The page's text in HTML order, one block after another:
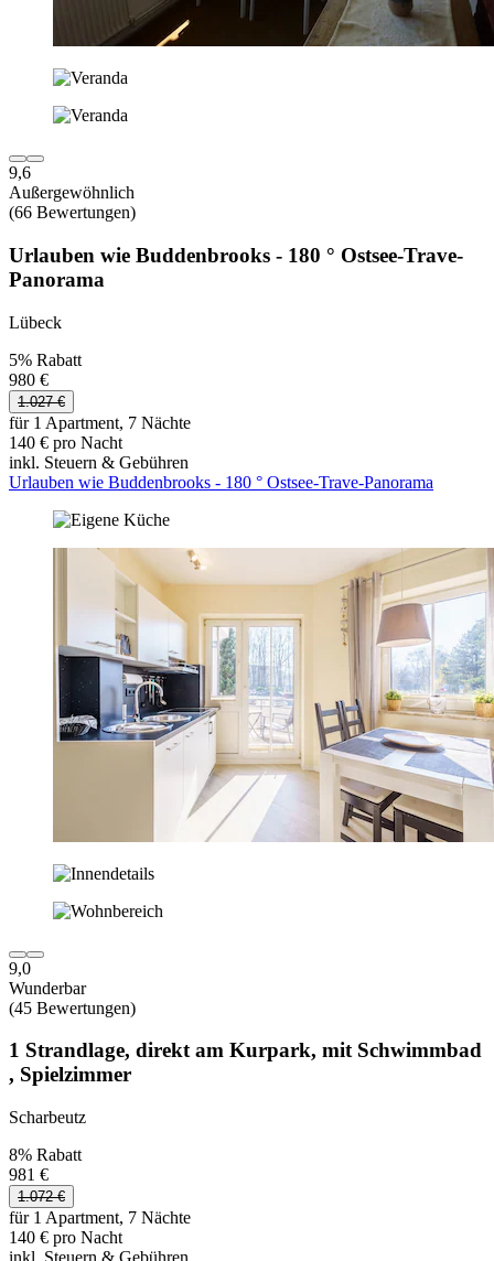
9,6
Außergewöhnlich
(66 Bewertungen)
Urlauben wie Buddenbrooks - 180 ° Ostsee-Trave-
Panorama
Lübeck
5% Rabatt
980 €
1.027 €
für 1 Apartment, 7 Nächte
140 € pro Nacht
inkl. Steuern & Gebühren
Urlauben wie Buddenbrooks - 180 ° Ostsee-Trave-Panorama
9,0
Wunderbar
(45 Bewertungen)
1 Strandlage, direkt am Kurpark, mit Schwimmbad
, Spielzimmer
Scharbeutz
8% Rabatt
981 €
1.072 €
für 1 Apartment, 7 Nächte
140 € pro Nacht
inkl. Steuern & Gebühren